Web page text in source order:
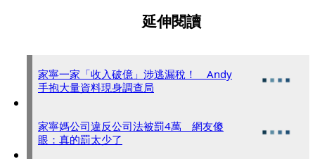
延伸閱讀
家寧一家「收入破億」涉逃漏稅！ Andy
手抱大量資料現身調查局
家寧媽公司違反公司法被罰4萬 網友傻
眼：真的罰太少了